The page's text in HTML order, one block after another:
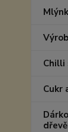
Chilli
Cukr